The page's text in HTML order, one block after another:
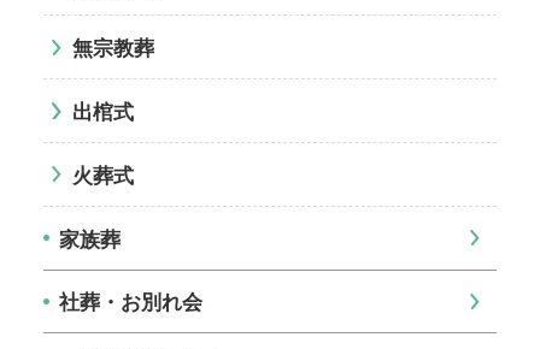
無宗教葬
出棺式
火葬式
家族葬
社葬・お別れ会